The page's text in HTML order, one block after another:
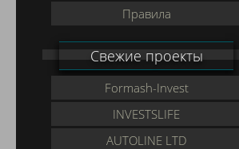
Правила
Свежие проекты
Formash-Invest
INVESTSLIFE
AUTOLINE LTD